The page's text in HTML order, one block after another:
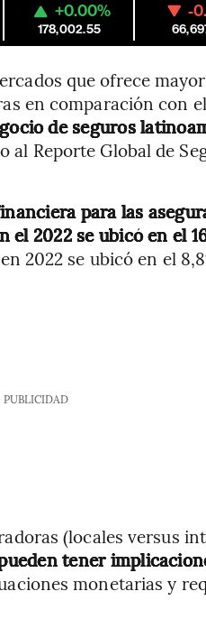
+0.00%
178,002.55
-
que ofrece
en comparación con
de seguros
al Reporte Global de
para las
el 2022 se ubicó en el
2022 se ubicó en el
PUBLICIDAD
(locales versus
tener
monetarias y